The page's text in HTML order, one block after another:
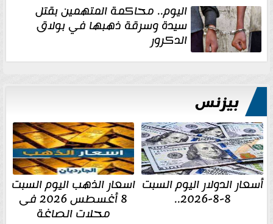
اليوم.. محاكمة المتهمين بقتل
سيدة وسرقة ذهبها في بولاق
الدكرور
بيزنس
أسعار الدولار اليوم السبت
8-8-2026..
اسعار الذهب اليوم السبت
8 أغسطس 2026 فى
محلات الصاغة